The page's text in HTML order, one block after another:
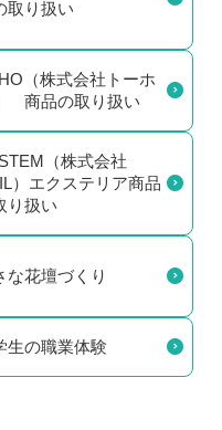
取り扱い
（株式会社トーホ
商品の取り扱い
（株式会社
）エクステリア商品
り扱い
な花壇づくり
生の職業体験